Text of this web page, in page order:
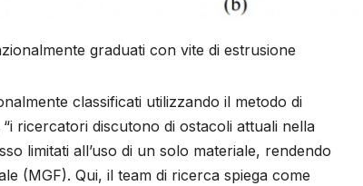
graduati con vite di estrusione
classificati utilizzando il metodo di
ricercatori discutono di ostacoli attuali nella
limitati all’uso di un solo materiale, rendendo
(MGF). Qui, il team di ricerca spiega come